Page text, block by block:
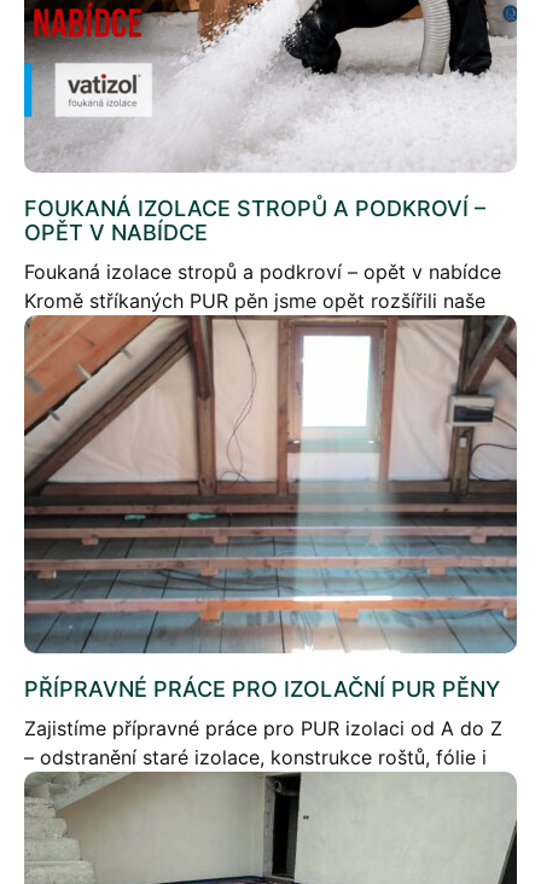
FOUKANÁ IZOLACE STROPŮ A PODKROVÍ –
OPĚT V NABÍDCE
Foukaná izolace stropů a podkroví – opět v nabídce
Kromě stříkaných PUR pěn jsme opět rozšířili naše
služby také o foukané izolace.Zákazníkům nyní
nabízíme především tyto produkty: minerální izolaci
Supafil […]
PŘÍPRAVNÉ PRÁCE PRO IZOLAČNÍ PUR PĚNY
Zajistíme přípravné práce pro PUR izolaci od A do Z
– odstranění staré izolace, konstrukce roštů, fólie i
zpětné zaklopení.